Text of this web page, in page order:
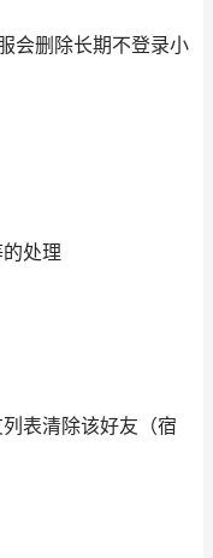
会删除长期不登录小
处理
表清除该好友（宿